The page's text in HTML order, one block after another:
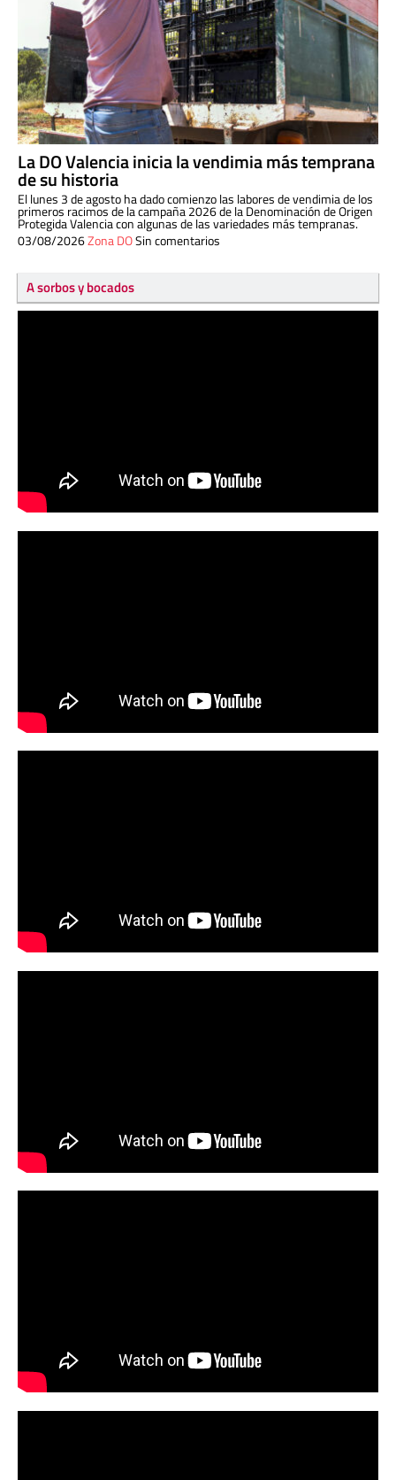
La DO Valencia inicia la vendimia más temprana
de su historia
El lunes 3 de agosto ha dado comienzo las labores de vendimia de los
primeros racimos de la campaña 2026 de la Denominación de Origen
Protegida Valencia con algunas de las variedades más tempranas.
03/08/2026Zona DOSin comentarios
A sorbos y bocados